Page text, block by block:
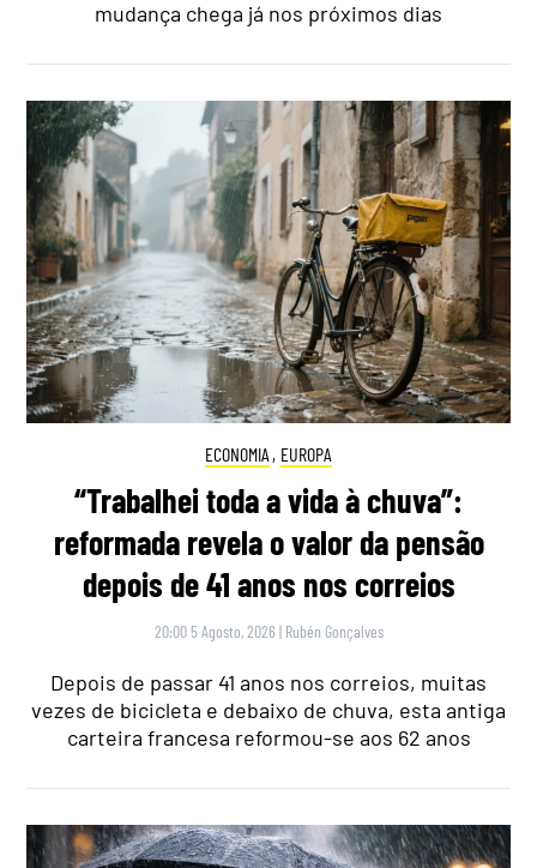
mudança chega já nos próximos dias
ECONOMIA , EUROPA
“Trabalhei toda a vida à chuva”:
reformada revela o valor da pensão
depois de 41 anos nos correios
20:00 5 Agosto, 2026 | Rubén Gonçalves
Depois de passar 41 anos nos correios, muitas
vezes de bicicleta e debaixo de chuva, esta antiga
carteira francesa reformou-se aos 62 anos